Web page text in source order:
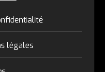
légales